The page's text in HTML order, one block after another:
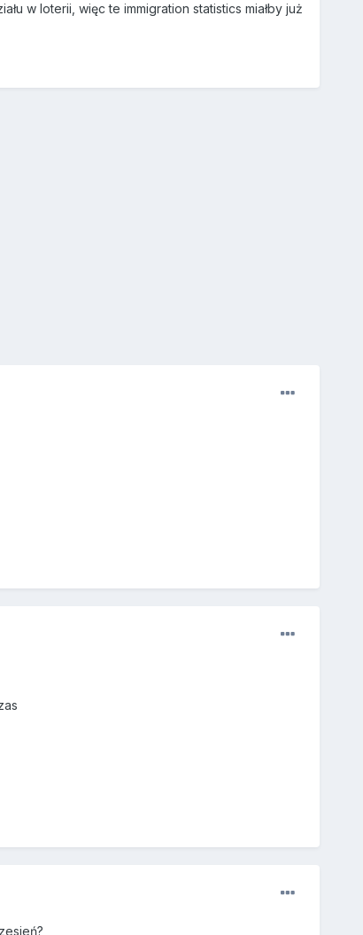
w loterii, więc te immigration statistics miałby już